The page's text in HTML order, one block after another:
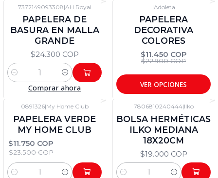
7372149093308|AH Royal
PAPELERA DE
BASURA EN MALLA
GRANDE
$24.300 COP
Cantidad
Comprar ahora
|Adoleta
PAPELERA
DECORATIVA
COLORES
$11.450 COP
$22.900 COP
VER OPCIONES
0891326|My Home Club
PAPELERA VERDE
MY HOME CLUB
$11.750 COP
$23.500 COP
7806810240444|Ilko
BOLSA HERMÉTICAS
ILKO MEDIANA
18X20CM
$19.000 COP